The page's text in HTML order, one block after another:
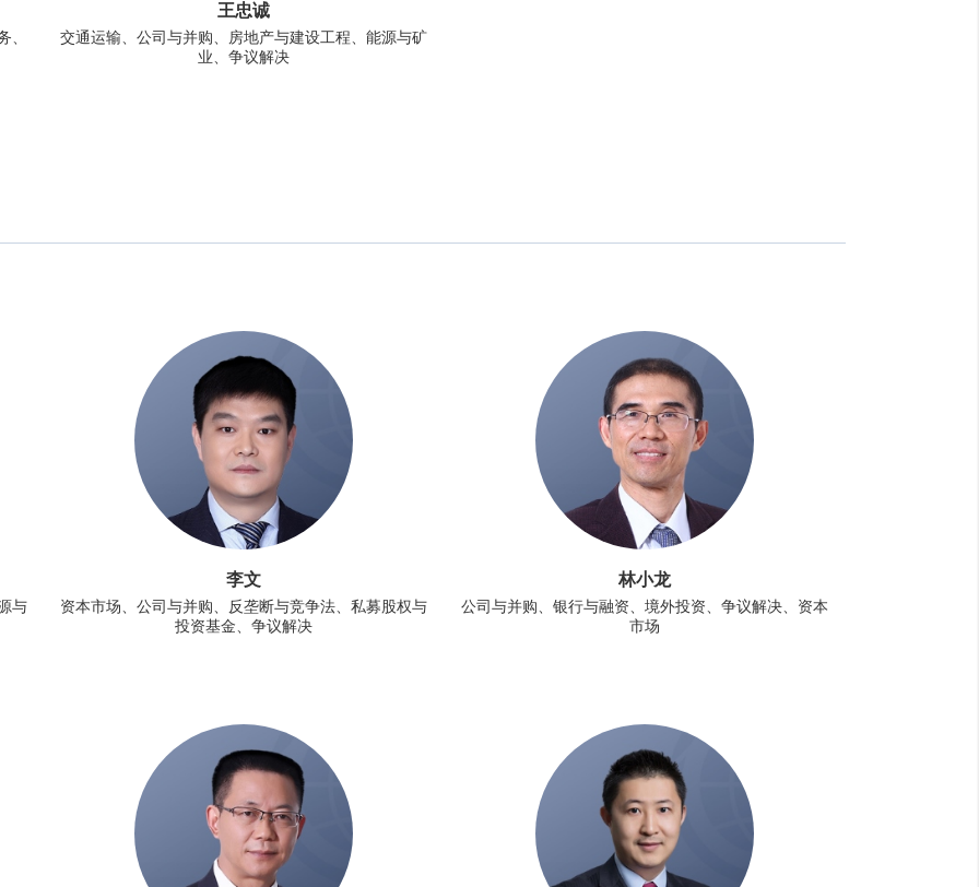
、
王忠诚
交通运输、公司与并购、房地产与建设工程、能源与矿
业、争议解决
与
李文
资本市场、公司与并购、反垄断与竞争法、私募股权与
投资基金、争议解决
林小龙
公司与并购、银行与融资、境外投资、争议解决、资本
市场